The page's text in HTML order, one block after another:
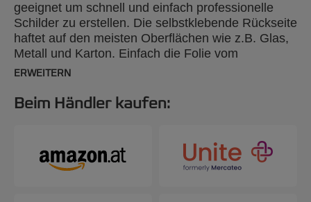
geeignet um schnell und einfach professionelle
Schilder zu erstellen. Die selbstklebende Rückseite
haftet auf den meisten Oberflächen wie z.B. Glas,
Metall und Karton. Einfach die Folie vom
Trägerpapier abziehen, aufkleben und fertig. 75
ERWEITERN
Beim Händler kaufen: